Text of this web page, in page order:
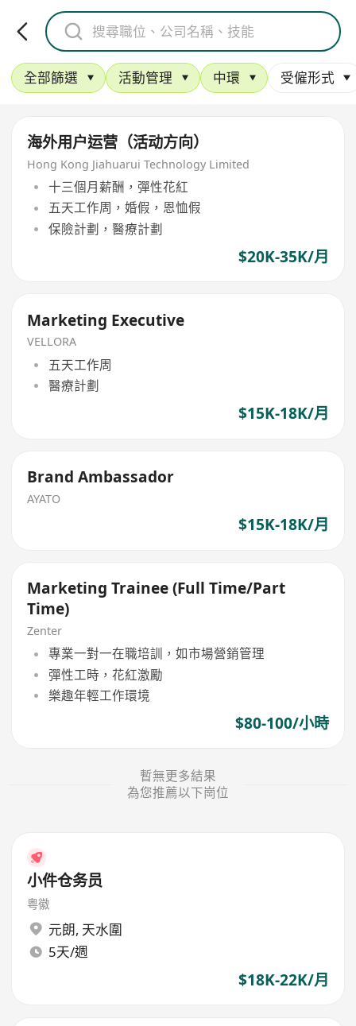
全部篩選 活動管理 中環 受僱形式
海外用户运营（活动方向）
Hong Kong Jiahuarui Technology Limited
十三個月薪酬，彈性花紅
五天工作周，婚假，恩恤假
保險計劃，醫療計劃
$20K-35K/月
Marketing Executive
VELLORA
五天工作周
醫療計劃
$15K-18K/月
Brand Ambassador
AYATO
$15K-18K/月
Marketing Trainee (Full Time/Part
Time)
Zenter
專業一對一在職培訓，如市場營銷管理
彈性工時，花紅激勵
樂趣年輕工作環境
$80-100/小時
暫無更多結果
為您推薦以下崗位
小件仓务员
粤徽
元朗, 天水圍
5天/週
$18K-22K/月